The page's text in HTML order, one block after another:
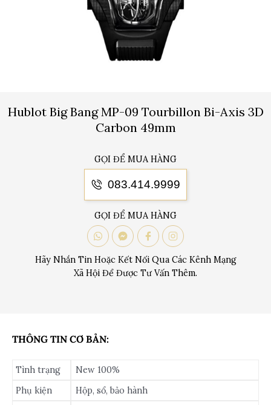
Hublot Big Bang MP-09 Tourbillon Bi-Axis 3D
Carbon 49mm
GỌI ĐỂ MUA HÀNG
083.414.9999
GỌI ĐỂ MUA HÀNG
Hãy Nhắn Tin Hoặc Kết Nối Qua Các Kênh Mạng
Xã Hội Để Được Tư Vấn Thêm.
THÔNG TIN CƠ BẢN:
Tình trạng
New 100%
Phụ kiện
Hộp, sổ, bảo hành